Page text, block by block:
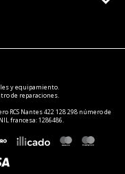
y equipamiento.
de reparaciones.
RCS Nantes 422 128 298 número de
francesa: 1286486.